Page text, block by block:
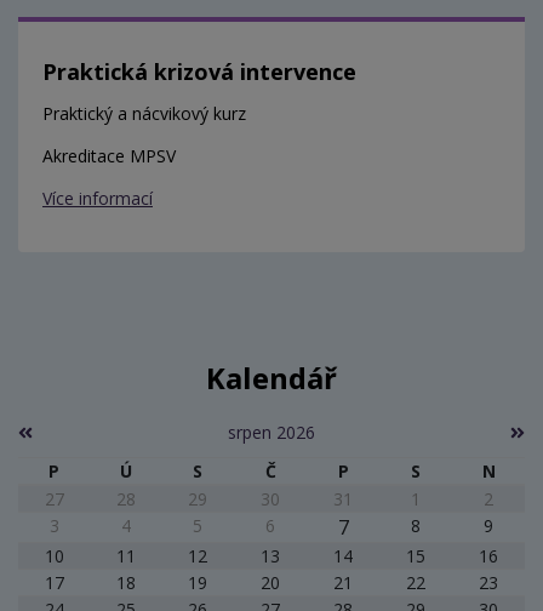
Praktická krizová intervence
Praktický a nácvikový kurz
Akreditace MPSV
Více informací
Kalendář
srpen 2026
P
Ú S Č P S
N
27
28 29 30 31 1
2
3
4 5 6 7 8
9
10
11 12 13 14 15
16
17
18 19 20 21 22
23